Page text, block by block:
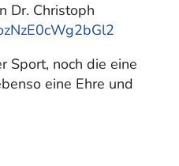
Dr. Christoph
Sport, noch die eine
eine Ehre und